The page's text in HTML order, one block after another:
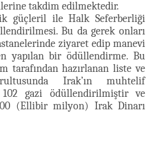
takdim edilmektedir.
güçleril ile Halk Seferberliği
Bu da gerek onları
ziyaret edip manevi
yapılan bir ödüllendirme. Bu
tarafından hazırlanan liste ve
Irak’ın muhtelif
102 gazi ödüllendirilmiştir ve
(Ellibir milyon) Irak Dinarı